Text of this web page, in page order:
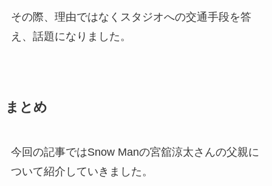
その際、理由ではなくスタジオへの交通手段を答
え、話題になりました。
まとめ
今回の記事ではSnow Manの宮舘涼太さんの父親に
ついて紹介していきました。